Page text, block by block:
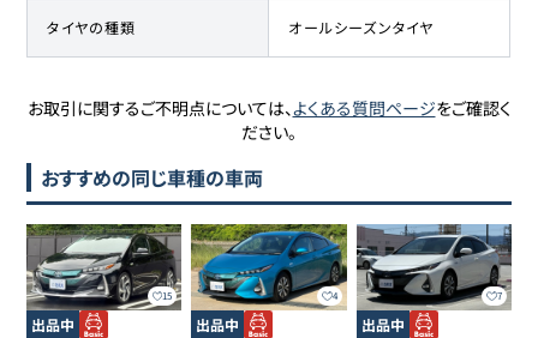
タイヤの種類 オールシーズンタイヤ
お取引に関するご不明点については、よくある質問ページをご確認く
ださい。
おすすめの同じ車種の車両
15
出品中
4
出品中
7
出品中